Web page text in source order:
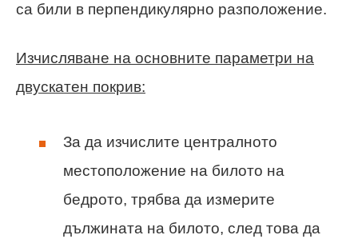
са били в перпендикулярно разположение.
Изчисляване на основните параметри на
двускатен покрив:
За да изчислите централното
местоположение на билото на
бедрото, трябва да измерите
дължината на билото, след това да